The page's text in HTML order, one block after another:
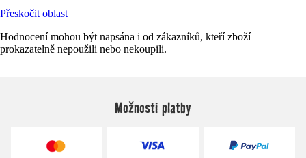
Přeskočit oblast
Hodnocení mohou být napsána i od zákazníků, kteří zboží
prokazatelně nepoužili nebo nekoupili.
Možnosti platby